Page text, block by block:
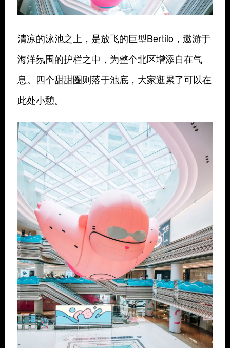
清凉的泳池之上，是放飞的巨型Bertilo，遨游于
海洋氛围的护栏之中，为整个北区增添自在气
息。四个甜甜圈则落于池底，大家逛累了可以在
此处小憩。